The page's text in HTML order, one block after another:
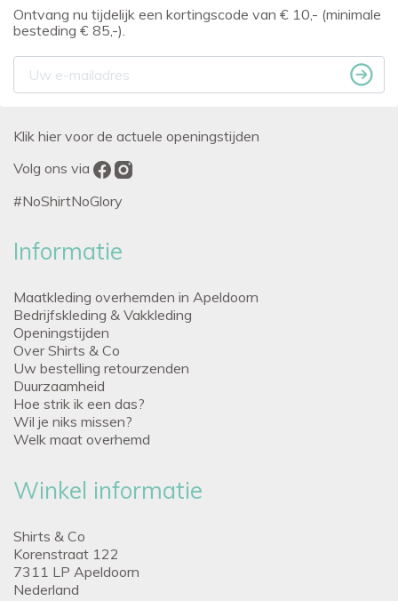
Ontvang nu tijdelijk een kortingscode van € 10,- (minimale
besteding € 85,-).
Klik hier voor de actuele openingstijden
Volg ons via
#NoShirtNoGlory
Informatie
Maatkleding overhemden in Apeldoorn
Bedrijfskleding & Vakkleding
Openingstijden
Over Shirts & Co
Uw bestelling retourzenden
Duurzaamheid
Hoe strik ik een das?
Wil je niks missen?
Welk maat overhemd
Winkel informatie
Shirts & Co
Korenstraat 122
7311 LP Apeldoorn
Nederland